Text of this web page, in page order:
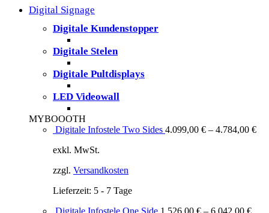
Digital Signage
Digitale Kundenstopper
Digitale Stelen
Digitale Pultdisplays
LED Videowall
MYBOOOTH
Digitale Infostele Two Sides 4.099,00 € – 4.784,00 €
exkl. MwSt.
zzgl. Versandkosten
Lieferzeit: 5 - 7 Tage
Digitale Infostele One Side 1.526,00 € – 6.042,00 €